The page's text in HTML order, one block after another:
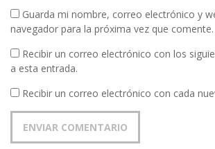
Guarda mi nombre, correo electrónico y
navegador para la próxima vez que comente.
Recibir un correo electrónico con los
a esta entrada.
Recibir un correo electrónico con cada